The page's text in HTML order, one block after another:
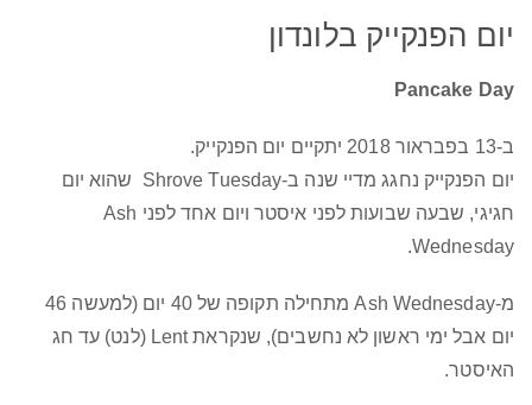
יום הפנקייק בלונדון
Pancake Day
ב-13 בפבראור 2018 יתקיים יום הפנקייק.
יום הפנקייק נחגג מדיי שנה ב-Shrove Tuesday שהוא יום
חגיגי, שבעה שבועות לפני איסטר ויום אחד לפני Ash
Wednesday.
מ-Ash Wednesday מתחילה תקופה של 40 יום (למעשה 46
יום אבל ימי ראשון לא נחשבים), שנקראת Lent (לנט) עד חג
האיסטר.